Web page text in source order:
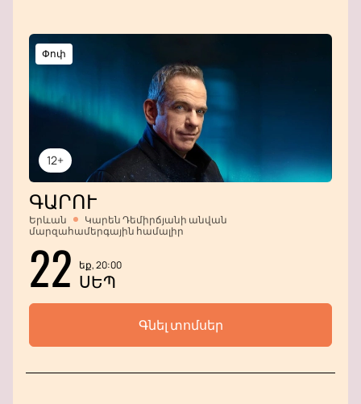
12+
Փոփ
ԳԱՐՈՒ
Երևան
Կարեն Դեմիրճյանի անվան
մարզահամերգային համալիր
22 եք, 20:00
ՍԵՊ
Գնել տոմսեր